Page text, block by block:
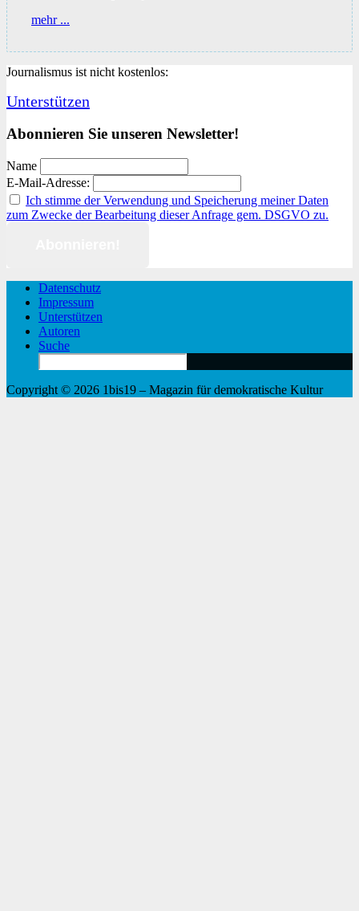
mehr ...
Sache
Journalismus ist nicht kostenlos:
Unterstützen
Abonnieren Sie unseren Newsletter!
Name
E-Mail-Adresse:
Ich stimme der Verwendung und Speicherung meiner Daten
zum Zwecke der Bearbeitung dieser Anfrage gem. DSGVO zu.
Datenschutz
Impressum
Unterstützen
Autoren
Suche
Search
for:
Copyright © 2026 1bis19 – Magazin für demokratische Kultur